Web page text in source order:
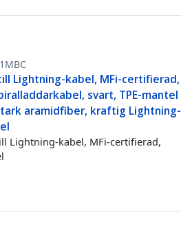
Lightning-kabel, MFi-certifierad,
svart, TPE-mantel
aramidfiber, kraftig Lightning-
Lightning-kabel, MFi-certifierad,